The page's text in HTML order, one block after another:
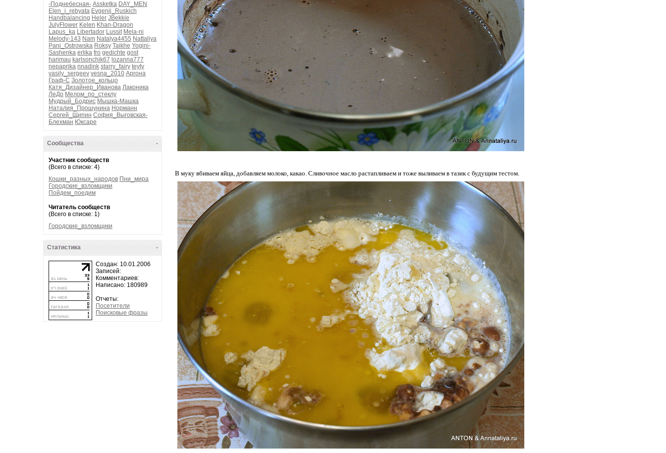
-Поднебесная- Assketka DAY_MEN
Elen_i_rebyata Evgenij_Ruskich
Handbalancing Heler JBekkie
JulyFlower Kelen Khan-Dragon
Lapus_ka Libertador Lussit Mela-ni
Melody-143 Nam Natalya4455 Nattaliya
Pani_Ostrowska Roksy Taikhe Yogini-
Sashenka erlika fro gedichte gost
harimau karlsonchik67 lozanna777
nepaprika nnadink starry_fairy teyty
vasily_sergeev vesna_2010 Аргона
Граф-С Золотое_кольцо
Катя_Дизайнер_Иванова Лаконика
ЛеДо Мелом_по_стеклу
Мудрый_Бодрис Мышка-Машка
Наталия_Прошунина Норманн
Сергей_Щипин София_Выговская-
Блехман Юксаре
-
Сообщества
Участник сообществ
(Всего в списке: 4)
Кошки_разных_народов Пни_мира
Городские_взломщики
Пойдем_поедим
Читатель сообществ
(Всего в списке: 1)
Городские_взломщики
-
Статистика
Создан: 10.01.2006
Записей:
Комментариев:
Написано: 180989
Отчеты:
Посетители
Поисковые фразы
В муку вбиваем яйца, добавляем молоко, какао. Сливочное масло растапливаем и тоже выливаем в тазик с будущим тестом.